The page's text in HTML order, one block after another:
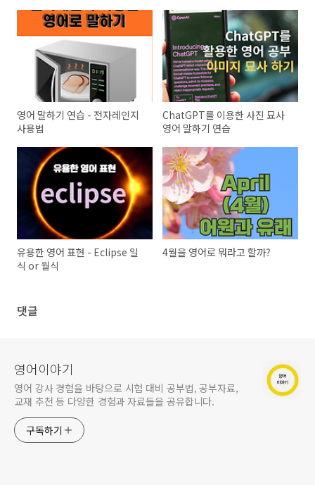
영어 말하기 연습 - 전자레인지
사용법
ChatGPT를 이용한 사진 묘사
영어 말하기 연습
유용한 영어 표현 - Eclipse 일
식 or 월식
4월을 영어로 뭐라고 할까?
댓글
영어이야기
영어 강사 경험을 바탕으로 시험 대비 공부법, 공부자료,
교재 추천 등 다양한 경험과 자료들을 공유합니다.
구독하기